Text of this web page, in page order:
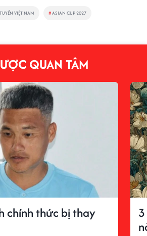
VIỆT NAM #ASIAN CUP 2027
QUAN TÂM
chính thức bị thay